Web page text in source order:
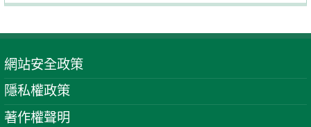
網站安全政策
隱私權政策
著作權聲明